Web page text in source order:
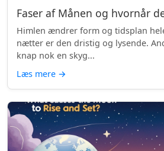
Faser af Månen og hvornår
Himlen ændrer form og tidsplan
nætter er den dristig og lysende.
knap nok en skyg...
Læs mere →